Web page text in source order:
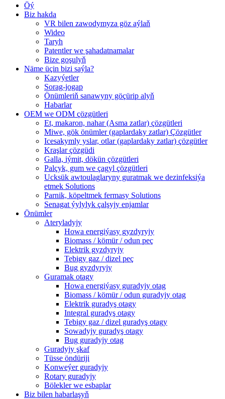
Öý
Biz hakda
VR bilen zawodymyza göz aýlaň
Wideo
Taryh
Patentler we şahadatnamalar
Bize goşulyň
Näme üçin bizi saýla?
Kazyýetler
Sorag-jogap
Önümleriň sanawyny göçürip alyň
Habarlar
OEM we ODM çözgütleri
Et, makaron, nahar (Asma zatlar) çözgütleri
Miwe, gök önümler (gaplardaky zatlar) Çözgütler
Icesakymly yslar, otlar (gaplardaky zatlar) çözgütler
Kraşlar çözgüdi
Galla, iýmit, dökün çözgütleri
Palçyk, gum we çagyl çözgütleri
Ucksük awtoulaglaryny guratmak we dezinfeksiýa
etmek Solutions
Parnik, köpeltmek fermasy Solutions
Senagat ýylylyk çalşyjy enjamlar
Önümler
Ateryladyjy
Howa energiýasy gyzdyryjy
Biomass / kömür / odun peç
Elektrik gyzdyryjy
Tebigy gaz / dizel peç
Bug gyzdyryjy
Guramak otagy
Howa energiýasy guradyjy otag
Biomass / kömür / odun guradyjy otag
Elektrik guradyş otagy
Integral guradyş otagy
Tebigy gaz / dizel guradyş otagy
Sowadyjy guradyş otagy
Bug guradyjy otag
Guradyjy şkaf
Tüsse öndüriji
Konweýer guradyjy
Rotary guradyjy
Bölekler we esbaplar
Biz bilen habarlaşyň